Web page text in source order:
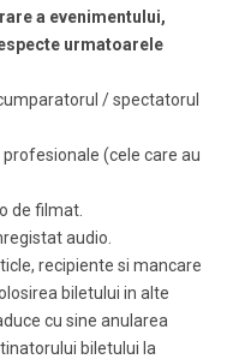
a evenimentului,
urmatoarele
/ spectatorul
(cele care au
de filmat.
audio.
recipiente si mancare
biletului in alte
cu sine anularea
biletului la